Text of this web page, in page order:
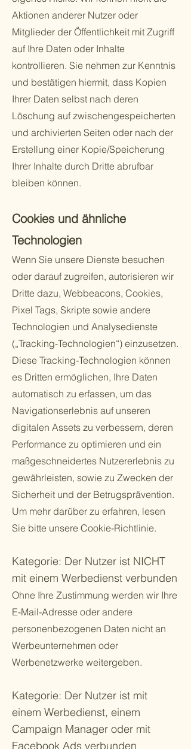
Aktionen anderer Nutzer oder
Mitglieder der Öffentlichkeit mit Zugriff
auf Ihre Daten oder Inhalte
kontrollieren. Sie nehmen zur Kenntnis
und bestätigen hiermit, dass Kopien
Ihrer Daten selbst nach deren
Löschung auf zwischengespeicherten
und archivierten Seiten oder nach der
Erstellung einer Kopie/Speicherung
Ihrer Inhalte durch Dritte abrufbar
bleiben können.
Cookies und ähnliche
Technologien
Wenn Sie unsere Dienste besuchen
oder darauf zugreifen, autorisieren wir
Dritte dazu, Webbeacons, Cookies,
Pixel Tags, Skripte sowie andere
Technologien und Analysedienste
(„Tracking-Technologien“) einzusetzen.
Diese Tracking-Technologien können
es Dritten ermöglichen, Ihre Daten
automatisch zu erfassen, um das
Navigationserlebnis auf unseren
digitalen Assets zu verbessern, deren
Performance zu optimieren und ein
maßgeschneidertes Nutzererlebnis zu
gewährleisten, sowie zu Zwecken der
Sicherheit und der Betrugsprävention.
Um mehr darüber zu erfahren, lesen
Sie bitte unsere Cookie-Richtlinie.
Kategorie: Der Nutzer ist NICHT
mit einem Werbedienst verbunden
Ohne Ihre Zustimmung werden wir Ihre
E-Mail-Adresse oder andere
personenbezogenen Daten nicht an
Werbeunternehmen oder
Werbenetzwerke weitergeben.
Kategorie: Der Nutzer ist mit
einem Werbedienst, einem
Campaign Manager oder mit
Facebook Ads verbunden